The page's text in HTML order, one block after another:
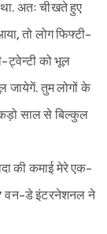
अतः चीखते हुए
तो लोग फिफ्टी-
ट्वेन्टी को भूल
जायेगें. तुम लोगों के
साल से बिल्कुल
की कमाई मेरे एक-
वन-डे इंटरनेशनल ने